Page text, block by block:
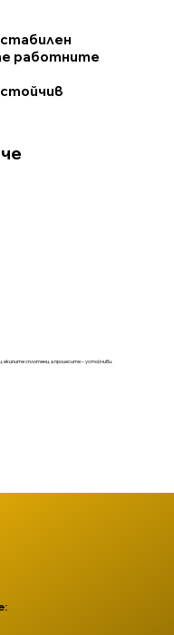
работните
сплотени, а процесите – устойчиви.